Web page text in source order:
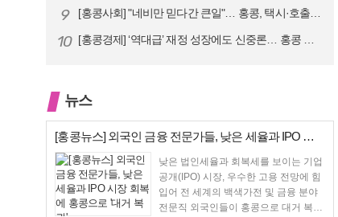
9 [홍콩사회] "네비만 믿다간 큰일"… 홍콩, 택시·호출차 통합 시험 도입…
10 [홍콩경제] ‘역대급’ 재정 성장에도 신중론… 홍콩 GDP 전망 상향 속…
뉴스
[홍콩뉴스] 외국인 금융 전문가들, 낮은 세율과 IPO 시장 회복에 홍콩…
낮은 법인세율과 회복세를 보이는 기업
공개(IPO) 시장, 우수한 고용 전망에 힘
입어 전 세계의 백색가전 및 금융 분야
전문직 외국인들이 홍콩으로 대거 복귀